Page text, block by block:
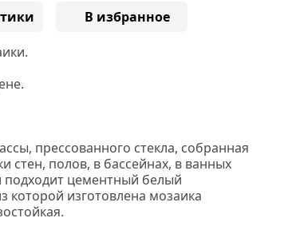
В избранное
прессованного стекла, собранная
стен, полов, в бассейнах, в ванных
подходит цементный белый
которой изготовлена мозаика